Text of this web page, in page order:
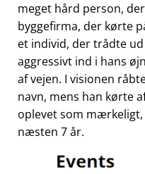
meget hård person,
byggefirma, der kørte
et individ, der trådte
aggressivt ind i hans
af vejen. I visionen
navn, mens han kørte
oplevet som mærkeligt,
næsten 7 år.